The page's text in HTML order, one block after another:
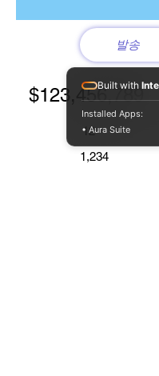
발송
$123,456,789
12
1,234
Built with
Installed Apps:
• Aura Suite